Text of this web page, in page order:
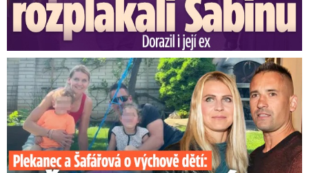
Plekanec a Šafářová o výchově dětí: Překvapivé přiznání